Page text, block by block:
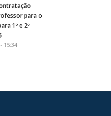
para o
1º e 2º
15:34